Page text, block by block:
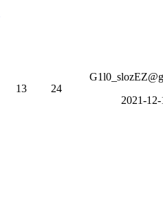
13 24
2021-12-